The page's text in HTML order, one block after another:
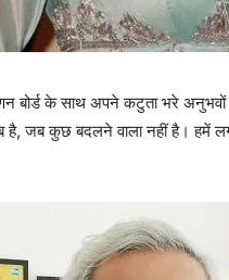
बोर्ड के साथ अपने कटुता भरे
है, जब कुछ बदलने वाला नहीं है। हमें